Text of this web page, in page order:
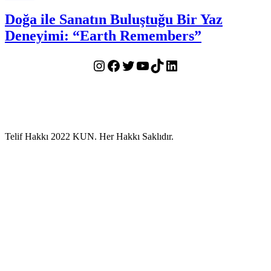
Doğa ile Sanatın Buluştuğu Bir Yaz
Deneyimi: “Earth Remembers”
Instagram
Facebook
Twitter
YouTube
TikTokLinkedIn
Telif Hakkı 2022 KUN. Her Hakkı Saklıdır.